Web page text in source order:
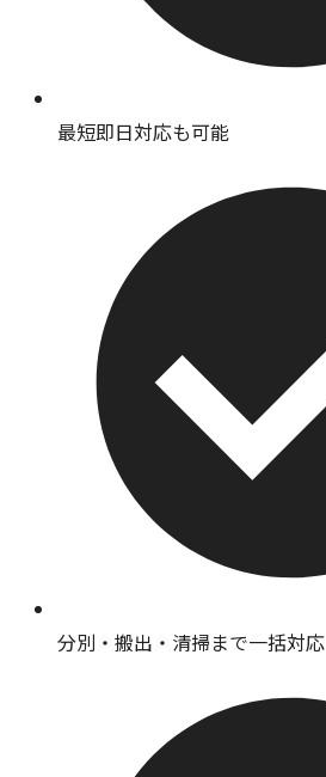
最短即日対応も可能
分別・搬出・清掃まで一括対応